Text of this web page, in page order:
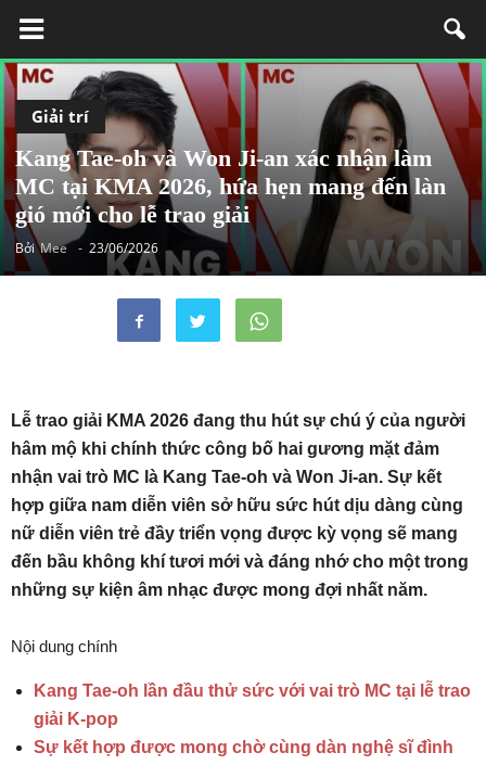
Giải trí
Kang Tae-oh và Won Ji-an xác nhận làm
MC tại KMA 2026, hứa hẹn mang đến làn
gió mới cho lễ trao giải
BởiMee - 23/06/2026
Lễ trao giải KMA 2026 đang thu hút sự chú ý của người
hâm mộ khi chính thức công bố hai gương mặt đảm
nhận vai trò MC là Kang Tae-oh và Won Ji-an. Sự kết
hợp giữa nam diễn viên sở hữu sức hút dịu dàng cùng
nữ diễn viên trẻ đầy triển vọng được kỳ vọng sẽ mang
đến bầu không khí tươi mới và đáng nhớ cho một trong
những sự kiện âm nhạc được mong đợi nhất năm.
Nội dung chính
Kang Tae-oh lần đầu thử sức với vai trò MC tại lễ trao
giải K-pop
Sự kết hợp được mong chờ cùng dàn nghệ sĩ đình